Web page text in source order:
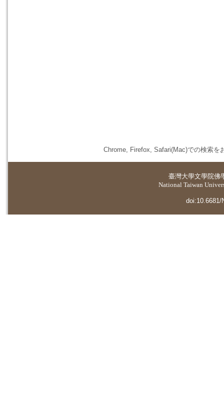
Chrome, Firefox, Safari(Mac)での検索を
臺灣大學文學院佛
National Taiwan
doi:10.6681/